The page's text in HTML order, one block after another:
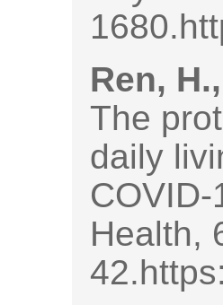
Ren, H.,
The
daily
Health,